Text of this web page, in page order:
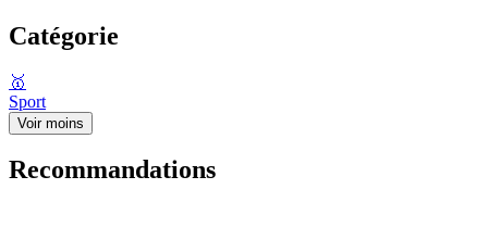
Catégorie
🥇
Sport
Voir moins
Recommandations